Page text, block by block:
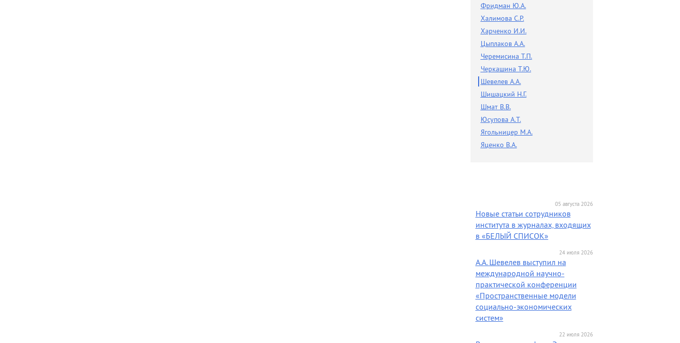
Фридман Ю.А.
Халимова С.Р.
Харченко И.И.
Цыплаков А.А.
Черемисина Т.П.
Черкашина Т.Ю.
Шевелев А.А.
Шишацкий Н.Г.
Шмат В.В.
Юсупова А.Т.
Ягольницер М.А.
Яценко В.А.
05 августа 2026
Новые статьи сотрудников
института в журналах, входящих
в «БЕЛЫЙ СПИСОК»
24 июля 2026
А.А. Шевелев выступил на
международной научно-
практической конференции
«Пространственные модели
социально-экономических
систем»
22 июля 2026